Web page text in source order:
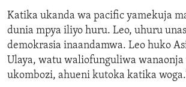
Katika ukanda wa pacific yamekuja
dunia mpya iliyo huru. Leo, uhuru
demokrasia inaandamwa. Leo huko
Ulaya, watu waliofunguliwa
ukombozi, ahueni kutoka katika